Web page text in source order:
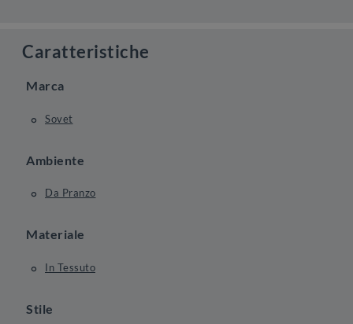
Caratteristiche
Marca
Sovet
Ambiente
Da Pranzo
Materiale
In Tessuto
Stile